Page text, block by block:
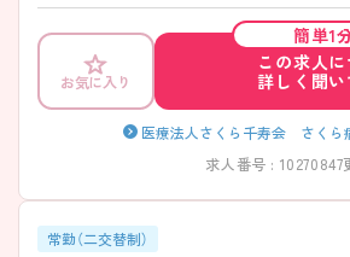
OK♪駐車場は無料で利用できます♪ 5.県内に複数施設や病院を構える
法人で母体安定！
お気に入り
簡単1
この求人に
詳しく聞い
医療法人さくら千寿会 さく
求人番号 : 10270847
常勤（二交替制）